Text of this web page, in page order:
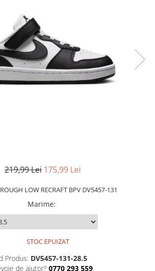
219,99 Lei 175,99 Lei
LOW RECRAFT BPV DV5457-131
Marime:
STOC EPUIZAT
Produs: DV5457-131-28.5
de ajutor? 0770 293 559